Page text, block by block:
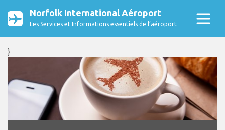
Norfolk International Aéroport
Les Services et Informations essentiels de l’aéroport
}